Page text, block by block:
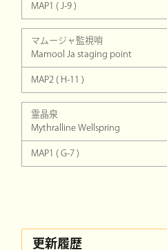
MAP1 ( J-9 )
マムージャ監視哨
Mamool Ja staging point
MAP2 ( H-11 )
霊晶泉
Mythralline Wellspring
MAP1 ( G-7 )
更新履歴